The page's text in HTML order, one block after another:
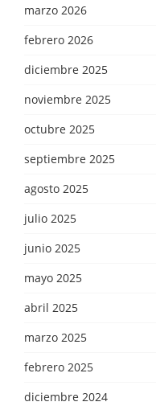
marzo 2026
febrero 2026
diciembre 2025
noviembre 2025
octubre 2025
septiembre 2025
agosto 2025
julio 2025
junio 2025
mayo 2025
abril 2025
marzo 2025
febrero 2025
diciembre 2024